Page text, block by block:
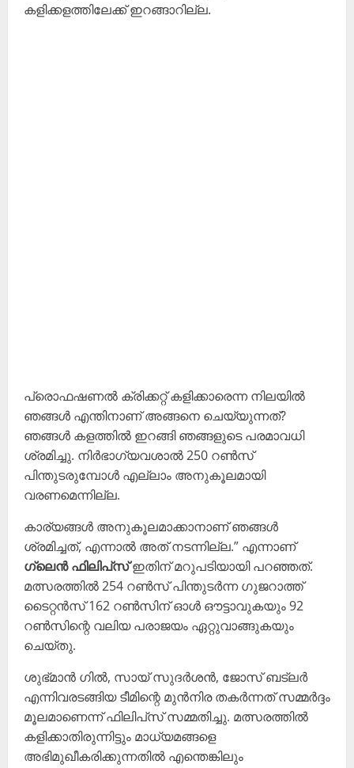
കളിക്കളത്തിലേക്ക് ഇറങ്ങാറില്ല.
പ്രൊഫഷണല്‍ ക്രിക്കറ്റ് കളിക്കാരെന്ന നിലയില്‍
ഞങ്ങള്‍ എന്തിനാണ് അങ്ങനെ ചെയ്യുന്നത്?
ഞങ്ങള്‍ കളത്തില്‍ ഇറങ്ങി ഞങ്ങളുടെ പരമാവധി
ശ്രമിച്ചു. നിര്‍ഭാഗ്യവശാല്‍ 250 റണ്‍സ്
പിന്തുടരുമ്പോള്‍ എല്ലാം അനുകൂലമായി
വരണമെന്നില്ല.
കാര്യങ്ങള്‍ അനുകൂലമാക്കാനാണ് ഞങ്ങള്‍
ശ്രമിച്ചത്, എന്നാല്‍ അത് നടന്നില്ല.” എന്നാണ്
ഗ്ലെൻ ഫിലിപ്‌സ്ഇതിന് മറുപടിയായി പറഞ്ഞത്.
മത്സരത്തില്‍ 254 റണ്‍സ് പിന്തുടര്‍ന്ന ഗുജറാത്ത്
ടൈറ്റന്‍സ് 162 റണ്‍സിന് ഓള്‍ ഔട്ടാവുകയും 92
റണ്‍സിന്റെ വലിയ പരാജയം ഏറ്റുവാങ്ങുകയും
ചെയ്തു.
ശുഭ്മാന്‍ ഗില്‍, സായ് സുദര്‍ശന്‍, ജോസ് ബട്ലര്‍
എന്നിവരടങ്ങിയ ടീമിന്റെ മുന്‍നിര തകര്‍ന്നത് സമ്മര്‍ദ്ദം
മൂലമാണെന്ന് ഫിലിപ്‌സ് സമ്മതിച്ചു. മത്സരത്തില്‍
കളിക്കാതിരുന്നിട്ടും മാധ്യമങ്ങളെ
അഭിമുഖീകരിക്കുന്നതില്‍ എന്തെങ്കിലും